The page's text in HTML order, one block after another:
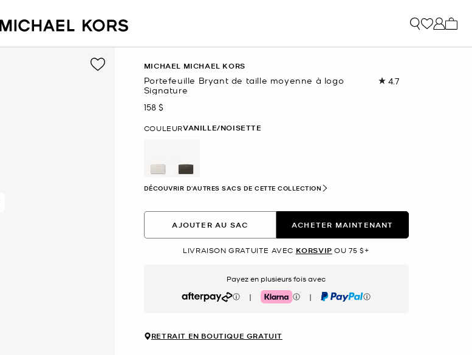
MICHAEL MICHAEL KORS
Portefeuille Bryant de taille moyenne à logo
Signature
4.7
maintenant
158 $
COULEURVANILLE/NOISETTE
sélectionné(s)
DÉCOUVRIR D'AUTRES SACS DE CETTE COLLECTION
AJOUTER AU SAC ACHETER MAINTENANT
LIVRAISON GRATUITE AVEC KORSVIP OU 75 $+
Payez en plusieurs fois avec
Afterpay | Klarna | PayPal
RETRAIT EN BOUTIQUE GRATUIT